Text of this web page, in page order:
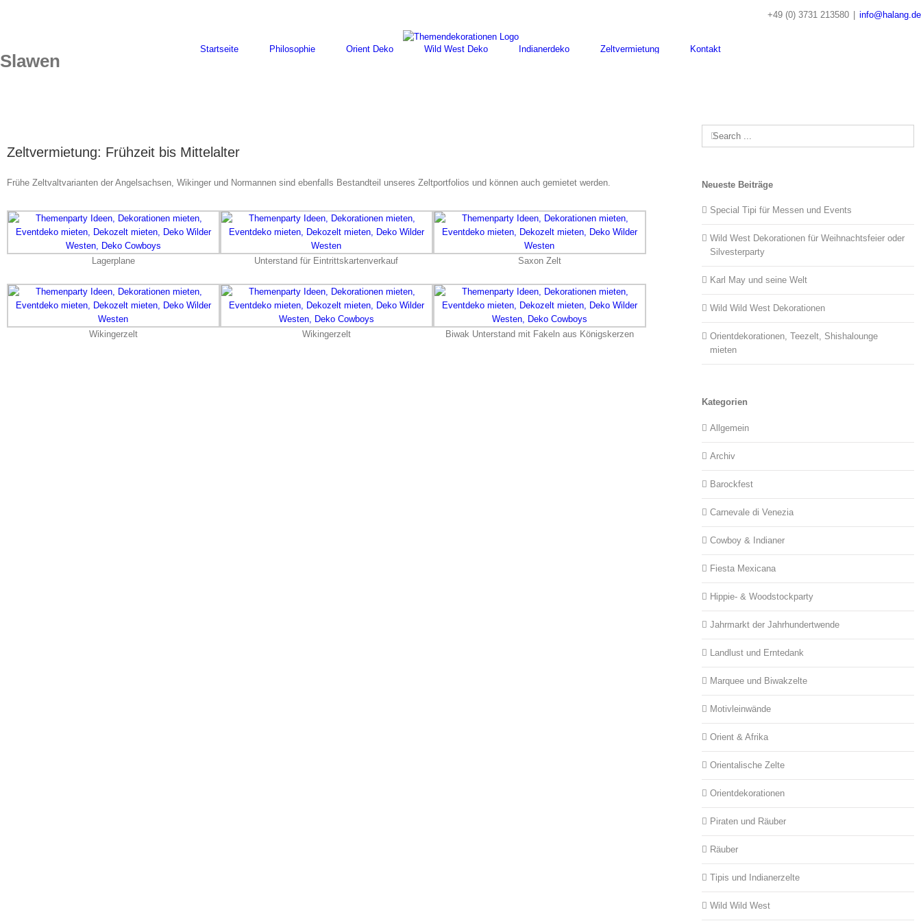
+49 (0) 3731 213580 info@halang.de
Startseite Philosophie Orient Deko Wild West Deko Indianerdeko Zeltvermietung Kontakt
Slawen
Zeltvermietung: Frühzeit bis Mittelalter
Frühe Zeltvaltvarianten der Angelsachsen, Wikinger und Normannen sind ebenfalls Bestandteil unseres Zeltportfolios und können auch gemietet werden.
Lagerplane Unterstand für Eintrittskartenverkauf Saxon Zelt
Wikingerzelt Wikingerzelt Biwak Unterstand mit Fakeln aus Königskerzen
Search
for:
Neueste Beiträge
Special Tipi für Messen und Events
Wild West Dekorationen für Weihnachtsfeier oder
Silvesterparty
Karl May und seine Welt
Wild Wild West Dekorationen
Orientdekorationen, Teezelt, Shishalounge
mieten
Kategorien
Allgemein
Archiv
Barockfest
Carnevale di Venezia
Cowboy & Indianer
Fiesta Mexicana
Hippie- & Woodstockparty
Jahrmarkt der Jahrhundertwende
Landlust und Erntedank
Marquee und Biwakzelte
Motivleinwände
Orient & Afrika
Orientalische Zelte
Orientdekorationen
Piraten und Räuber
Räuber
Tipis und Indianerzelte
Wild Wild West